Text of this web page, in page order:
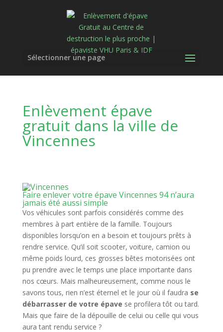
Sélectionner une page
Enlèvement épave
gratuit dans la ville de
Vincennes
Faire enlever votre épave Vincennes 94 n’aura
jamais été aussi simple
Vos véhicules sont parfois considérés comme des
membres à part entière de la famille. Toujours
disponibles lorsqu’on en a besoin et toujours prêts à
rendre service. Qu’il soit scooter, voiture, camion ou
même poids lourd, ces grosses bêtes motorisées ont
pu prendre avec le temps une place importante dans
nos cœurs. Mais malheureusement, comme nous le
savons tous, rien n’est éternel et le jour où il faudra se
débarrasser de votre épave se profilera tôt ou tard.
Mais que faire de la dépouille de celui ou celle qui vous
aura tant rendu service ?